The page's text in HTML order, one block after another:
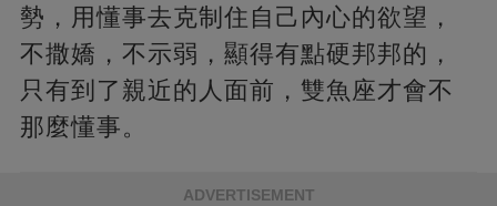
勢，用懂事去克制住自己內心的欲望，
不撒嬌，不示弱，顯得有點硬邦邦的，
只有到了親近的人面前，雙魚座才會不
那麼懂事。
ADVERTISEMENT